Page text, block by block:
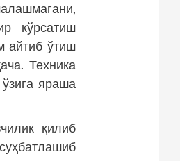
кўрсатиш
айтиб ўтиш
Техника
яраша
қилиб